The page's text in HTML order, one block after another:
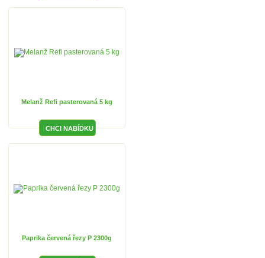
Melanž Refi pasterovaná 5 kg
Paprika červená řezy P 2300g